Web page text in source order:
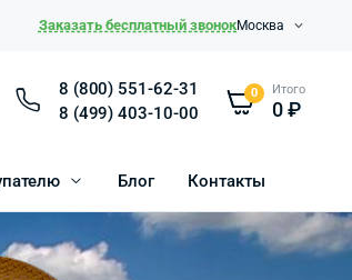
Заказать бесплатный звонокМосква
8 (800) 551-62-31
8 (499) 403-10-00
0 Итого
0₽
Блог Контакты